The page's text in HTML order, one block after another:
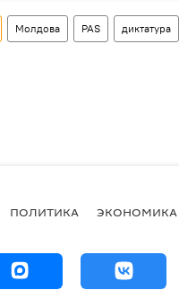
Молдова PAS диктатура
ПОЛИТИКА ЭКОНОМИКА